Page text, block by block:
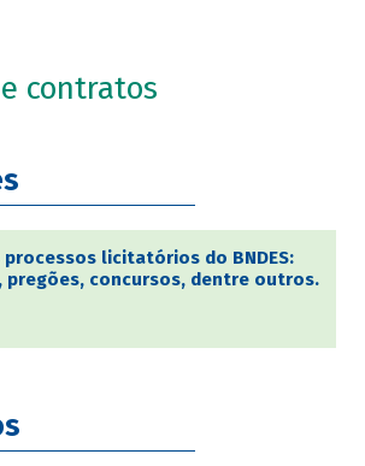
contratos
processos licitatórios do BNDES:
pregões, concursos, dentre outros.